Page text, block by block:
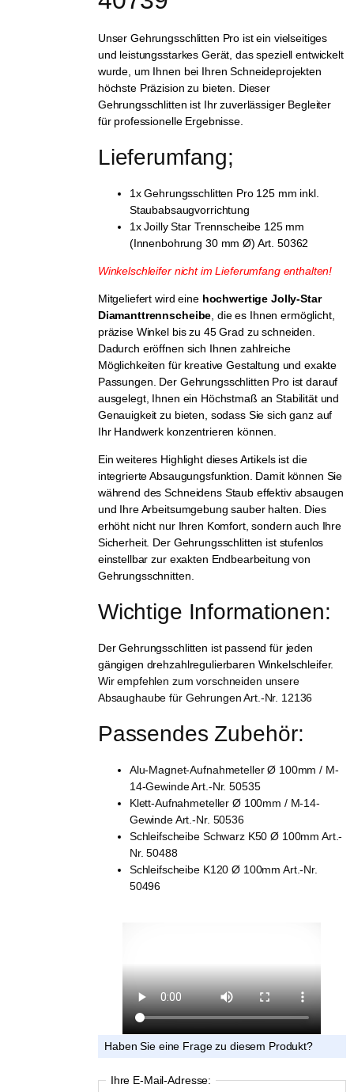
Unser Gehrungsschlitten Pro ist ein vielseitiges
und leistungsstarkes Gerät, das speziell entwickelt
wurde, um Ihnen bei Ihren Schneideprojekten
höchste Präzision zu bieten. Dieser
Gehrungsschlitten ist Ihr zuverlässiger Begleiter
für professionelle Ergebnisse.
Lieferumfang;
1x Gehrungsschlitten Pro 125 mm inkl.
Staubabsaugvorrichtung
1x Joilly Star Trennscheibe 125 mm
(Innenbohrung 30 mm Ø) Art. 50362
Winkelschleifer nicht im Lieferumfang enthalten!
Mitgeliefert wird eine hochwertige Jolly-Star
Diamanttrennscheibe, die es Ihnen ermöglicht,
präzise Winkel bis zu 45 Grad zu schneiden.
Dadurch eröffnen sich Ihnen zahlreiche
Möglichkeiten für kreative Gestaltung und exakte
Passungen. Der Gehrungsschlitten Pro ist darauf
ausgelegt, Ihnen ein Höchstmaß an Stabilität und
Genauigkeit zu bieten, sodass Sie sich ganz auf
Ihr Handwerk konzentrieren können.
Ein weiteres Highlight dieses Artikels ist die
integrierte Absaugungsfunktion. Damit können Sie
während des Schneidens Staub effektiv absaugen
und Ihre Arbeitsumgebung sauber halten. Dies
erhöht nicht nur Ihren Komfort, sondern auch Ihre
Sicherheit. Der Gehrungsschlitten ist stufenlos
einstellbar zur exakten Endbearbeitung von
Gehrungsschnitten.
Wichtige Informationen:
Der Gehrungsschlitten ist passend für jeden
gängigen drehzahlregulierbaren Winkelschleifer.
Wir empfehlen zum vorschneiden unsere
Absaughaube für Gehrungen Art.-Nr. 12136
Passendes Zubehör:
Alu-Magnet-Aufnahmeteller Ø 100mm / M-
14-Gewinde Art.-Nr. 50535
Klett-Aufnahmeteller Ø 100mm / M-14-
Gewinde Art.-Nr. 50536
Schleifscheibe Schwarz K50 Ø 100mm Art.-
Nr. 50488
Schleifscheibe K120 Ø 100mm Art.-Nr.
50496
Haben Sie eine Frage zu diesem Produkt?
Ihre E-Mail-Adresse: